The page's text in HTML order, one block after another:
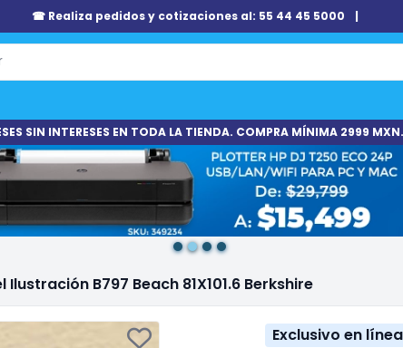
☎ Realiza pedidos y cotizaciones al: 55 44 45 5000 |
SIN INTERESES EN TODA LA TIENDA. COMPRA MÍNIMA 2999 MXN.
Ilustración B797 Beach 81X101.6 Berkshire
Exclusivo en línea